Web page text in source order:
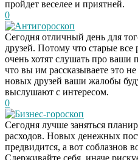
пройдет веселее и приятней.
0
Антигороскоп
Сегодня отличный день для
друзей. Потому что старые
очень хотят слушать про ваши
что вы им рассказываете это
новых друзей ваши жалобы
выслушают с интересом.
0
Бизнес-гороскоп
Сегодня лучше заняться
расходов. Новых денежных
предвидится, а вот соблазнов
Сдерживайте себя, иначе